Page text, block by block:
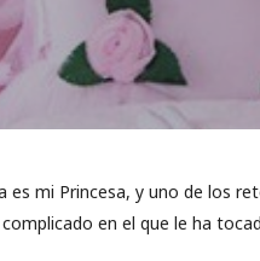
es mi Princesa, y uno de los
en el que le ha